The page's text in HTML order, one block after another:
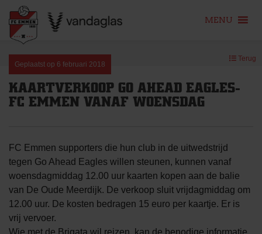
content
MENU
Geplaatst op 6 februari 2018
Terug
KAARTVERKOOP GO AHEAD EAGLES-
FC EMMEN VANAF WOENSDAG
FC Emmen supporters die hun club in de uitwedstrijd
tegen Go Ahead Eagles willen steunen, kunnen vanaf
woensdagmiddag 12.00 uur kaarten kopen aan de balie
van De Oude Meerdijk. De verkoop sluit vrijdagmiddag om
12.00 uur. De kosten bedragen 15 euro per kaartje. Er is
vrij vervoer.
Wie met de Brigata wil reizen, kan de benodige informatie